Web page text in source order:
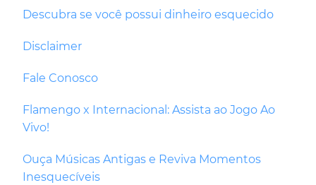
Descubra se você possui dinheiro esquecido
Disclaimer
Fale Conosco
Flamengo x Internacional: Assista ao Jogo Ao
Vivo!
Ouça Músicas Antigas e Reviva Momentos
Inesquecíveis